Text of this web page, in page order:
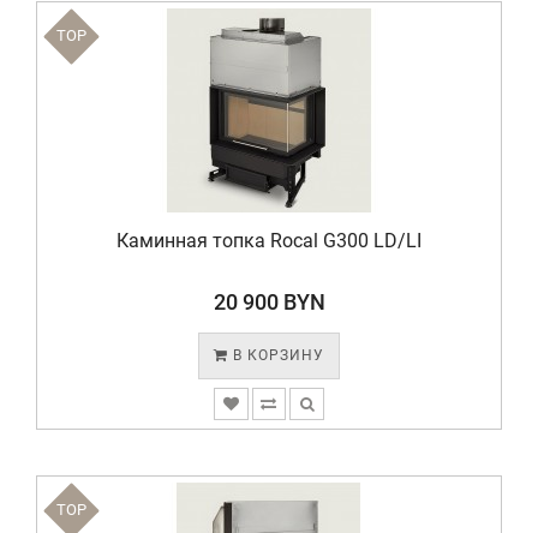
TOP
Каминная топка Rocal G300 LD/LI
20 900 BYN
В КОРЗИНУ
TOP